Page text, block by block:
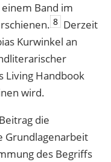
Band im
8 Derzeit
Kurwinkel an
Living Handbook
wird.
die
Grundlagenarbeit
des Begriffs